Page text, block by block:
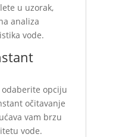
u uzorak,
analiza
vode.
opciju
očitavanje
vam brzu
vode.